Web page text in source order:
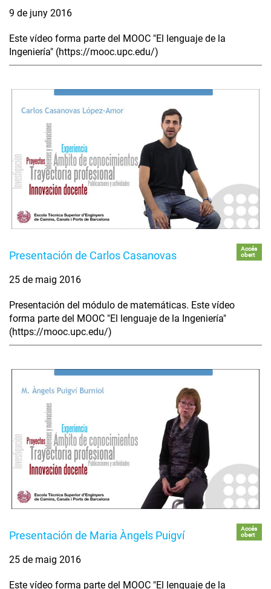
9 de juny 2016
Este vídeo forma parte del MOOC "El lenguaje de la
Ingeniería" (https://mooc.upc.edu/)
Presentación de Carlos Casanovas
Accés
obert
25 de maig 2016
Presentación del módulo de matemáticas. Este vídeo
forma parte del MOOC "El lenguaje de la Ingeniería"
(https://mooc.upc.edu/)
Presentación de Maria Àngels Puigví
Accés
obert
25 de maig 2016
Este vídeo forma parte del MOOC "El lenguaje de la